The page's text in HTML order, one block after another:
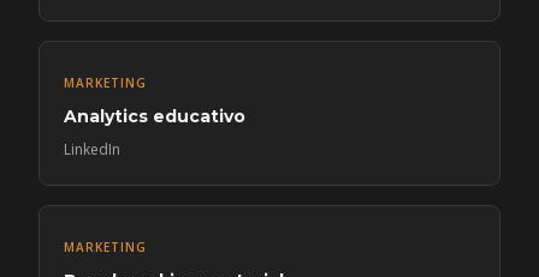
MARKETING
Analytics educativo
LinkedIn
MARKETING